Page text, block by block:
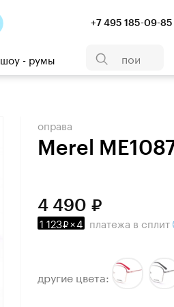
+7 495 185-09-85
шоу - румы
оправа
Merel
4 490
1 123 ×4 платежа в сплит
другие цвета: